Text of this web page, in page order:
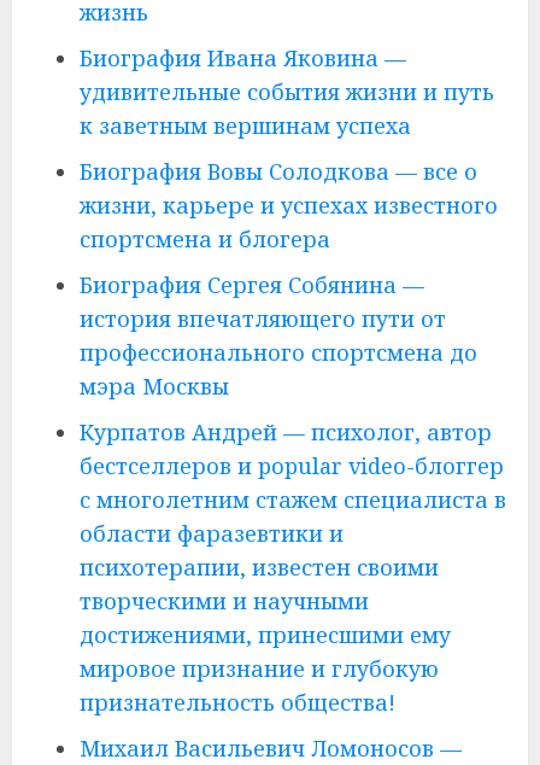
жизнь
Биография Ивана Яковина —
удивительные события жизни и путь
к заветным вершинам успеха
Биография Вовы Солодкова — все о
жизни, карьере и успехах известного
спортсмена и блогера
Биография Сергея Собянина —
история впечатляющего пути от
профессионального спортсмена до
мэра Москвы
Курпатов Андрей — психолог, автор
бестселлеров и popular video-блоггер
с многолетним стажем специалиста в
области фаразевтики и
психотерапии, известен своими
творческими и научными
достижениями, принесшими ему
мировое признание и глубокую
признательность общества!
Михаил Васильевич Ломоносов —